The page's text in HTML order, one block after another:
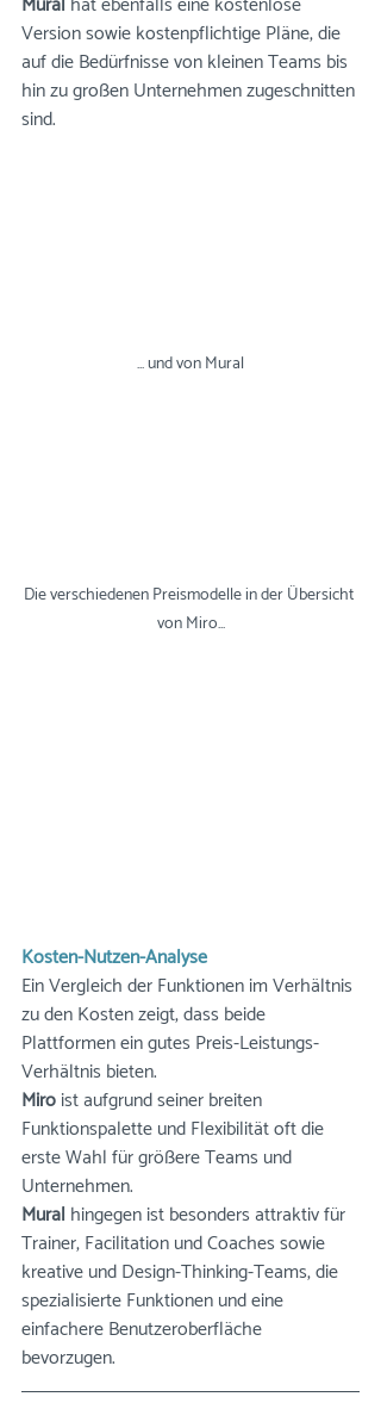
Version sowie kostenpflichtige Pläne, die
auf die Bedürfnisse von kleinen Teams bis
hin zu großen Unternehmen zugeschnitten
sind.
... und von Mural
Die verschiedenen Preismodelle in der Übersicht
von Miro...
Kosten-Nutzen-Analyse
Ein Vergleich der Funktionen im Verhältnis
zu den Kosten zeigt, dass beide
Plattformen ein gutes Preis-Leistungs-
Verhältnis bieten.
Miro ist aufgrund seiner breiten
Funktionspalette und Flexibilität oft die
erste Wahl für größere Teams und
Unternehmen.
Mural hingegen ist besonders attraktiv für
Trainer, Facilitation und Coaches sowie
kreative und Design-Thinking-Teams, die
spezialisierte Funktionen und eine
einfachere Benutzeroberfläche
bevorzugen.